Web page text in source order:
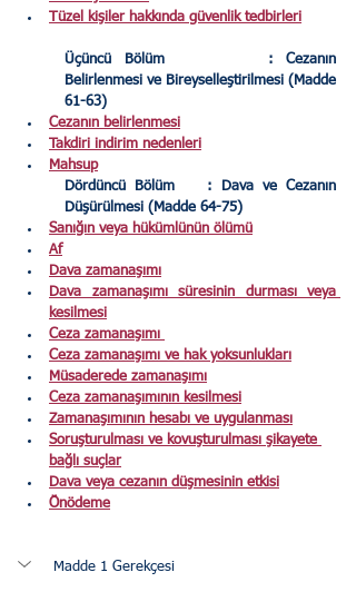
Tüzel kişiler hakkında güvenlik tedbirleri
Üçüncü Bölüm
: Cezanın
Belirlenmesi ve Bireyselleştirilmesi (Madde
61-63)
Cezanın belirlenmesi
Takdiri indirim nedenleri
Mahsup
Dördüncü Bölüm	: Dava ve Cezanın
Düşürülmesi (Madde 64-75)
Sanığın veya hükümlünün ölümü
Af
Dava zamanaşımı
Dava zamanaşımı süresinin durması veya
kesilmesi
Ceza zamanaşımı
Ceza zamanaşımı ve hak yoksunlukları
Müsaderede zamanaşımı
Ceza zamanaşımının kesilmesi
Zamanaşımının hesabı ve uygulanması
Soruşturulması ve kovuşturulması şikayete
bağlı suçlar
Dava veya cezanın düşmesinin etkisi
Önödeme
Madde 1 Gerekçesi